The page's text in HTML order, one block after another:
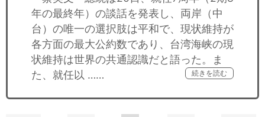
年の最終年）の談話を発表し、両岸（中
台）の唯一の選択肢は平和で、現状維持が
各方面の最大公約数であり、台湾海峡の現
状維持は世界の共通認識だと語った。ま
た、就任以 ……
続きを読む